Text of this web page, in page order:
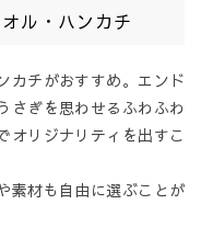
ル・ハンカチ
カチがおすすめ。エンド
さぎを思わせるふわふわ
オリジナリティを出すこ
素材も自由に選ぶことが